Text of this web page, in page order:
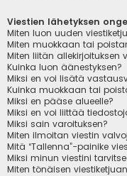
Viestien lähetyksen
Miten luon uuden
Miten muokkaan tai
Miten liitän allekirjoituksen
Kuinka luon äänestyksen?
Miksi en voi lisätä
Kuinka muokkaan tai
Miksi en pääse alueelle?
Miksi en voi liittää
Miksi sain varoituksen?
Miten ilmoitan viestin
Mitä “Tallenna”-painike
Miksi minun viestini
Miten tönäisen